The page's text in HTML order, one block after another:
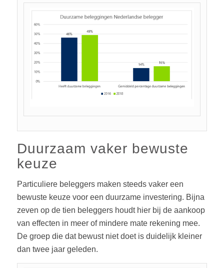
Duurzaam vaker bewuste
keuze
Particuliere beleggers maken steeds vaker een
bewuste keuze voor een duurzame investering. Bijna
zeven op de tien beleggers houdt hier bij de aankoop
van effecten in meer of mindere mate rekening mee.
De groep die dat bewust niet doet is duidelijk kleiner
dan twee jaar geleden.